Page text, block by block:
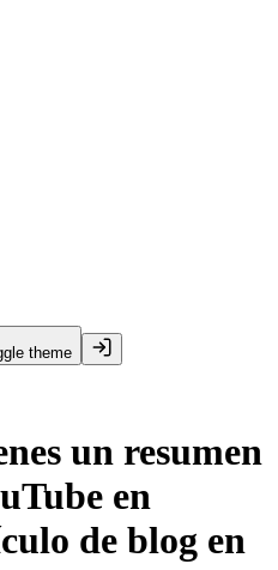
theme
un resumen
en
de blog en